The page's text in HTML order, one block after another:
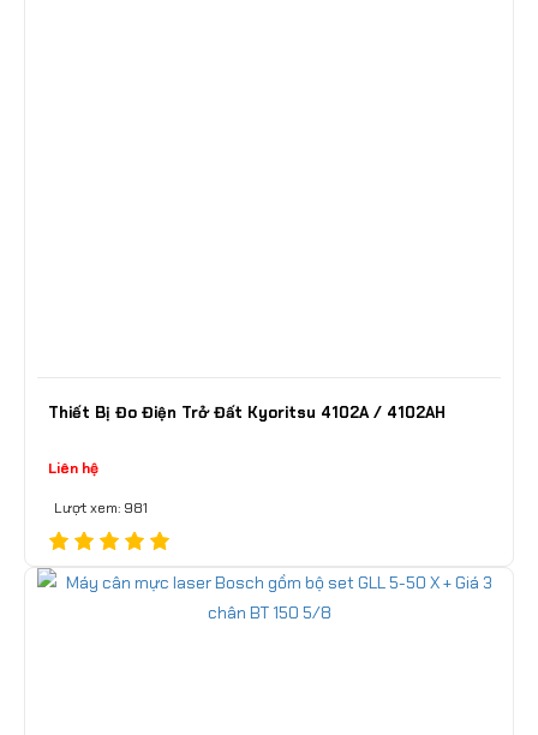
Thiết Bị Đo Điện Trở Đất Kyoritsu 4102A / 4102AH
Liên hệ
Lượt xem: 981